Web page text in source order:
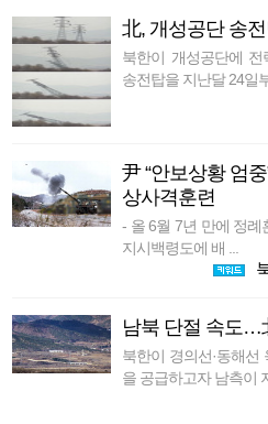
北, 개성공단 송
북한이 개성공단에
송전탑을 지난달 24일부
尹 “안보상황 엄
상사격훈련
- 올 6월 7년 만에 정례
지시백령도에 배 ...
남북 단절 속도…
북한이 경의선·동해선
을 공급하고자 남측이